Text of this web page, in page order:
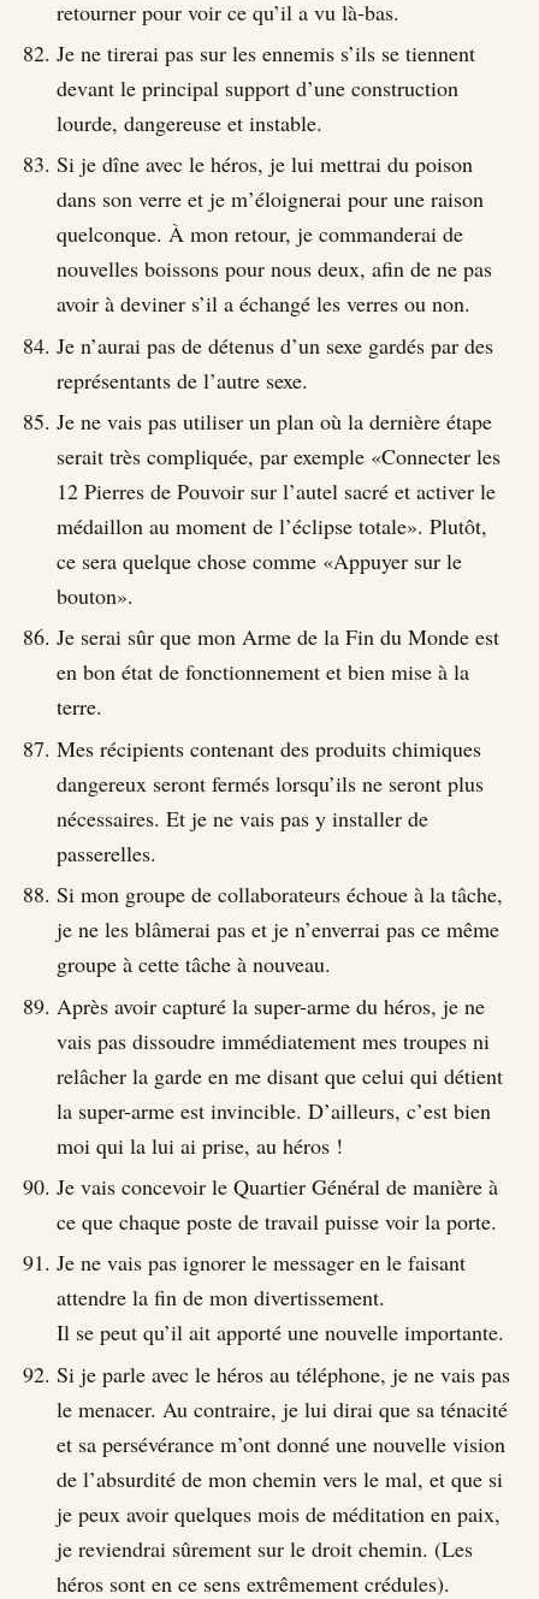
retourner pour voir ce qu’il a vu là-bas.
Je ne tirerai pas sur les ennemis s’ils se tiennent
devant le principal support d’une construction
lourde, dangereuse et instable.
Si je dîne avec le héros, je lui mettrai du poison
dans son verre et je m’éloignerai pour une raison
quelconque. À mon retour, je commanderai de
nouvelles boissons pour nous deux, afin de ne pas
avoir à deviner s’il a échangé les verres ou non.
Je n’aurai pas de détenus d’un sexe gardés par des
représentants de l’autre sexe.
Je ne vais pas utiliser un plan où la dernière étape
serait très compliquée, par exemple «Connecter les
12 Pierres de Pouvoir sur l’autel sacré et activer le
médaillon au moment de l’éclipse totale». Plutôt,
ce sera quelque chose comme «Appuyer sur le
bouton».
Je serai sûr que mon Arme de la Fin du Monde est
en bon état de fonctionnement et bien mise à la
terre.
Mes récipients contenant des produits chimiques
dangereux seront fermés lorsqu’ils ne seront plus
nécessaires. Et je ne vais pas y installer de
passerelles.
Si mon groupe de collaborateurs échoue à la tâche,
je ne les blâmerai pas et je n’enverrai pas ce même
groupe à cette tâche à nouveau.
Après avoir capturé la super-arme du héros, je ne
vais pas dissoudre immédiatement mes troupes ni
relâcher la garde en me disant que celui qui détient
la super-arme est invincible. D’ailleurs, c’est bien
moi qui la lui ai prise, au héros !
Je vais concevoir le Quartier Général de manière à
ce que chaque poste de travail puisse voir la porte.
Je ne vais pas ignorer le messager en le faisant
attendre la fin de mon divertissement.
Il se peut qu’il ait apporté une nouvelle importante.
Si je parle avec le héros au téléphone, je ne vais pas
le menacer. Au contraire, je lui dirai que sa ténacité
et sa persévérance m’ont donné une nouvelle vision
de l’absurdité de mon chemin vers le mal, et que si
je peux avoir quelques mois de méditation en paix,
je reviendrai sûrement sur le droit chemin. (Les
héros sont en ce sens extrêmement crédules).